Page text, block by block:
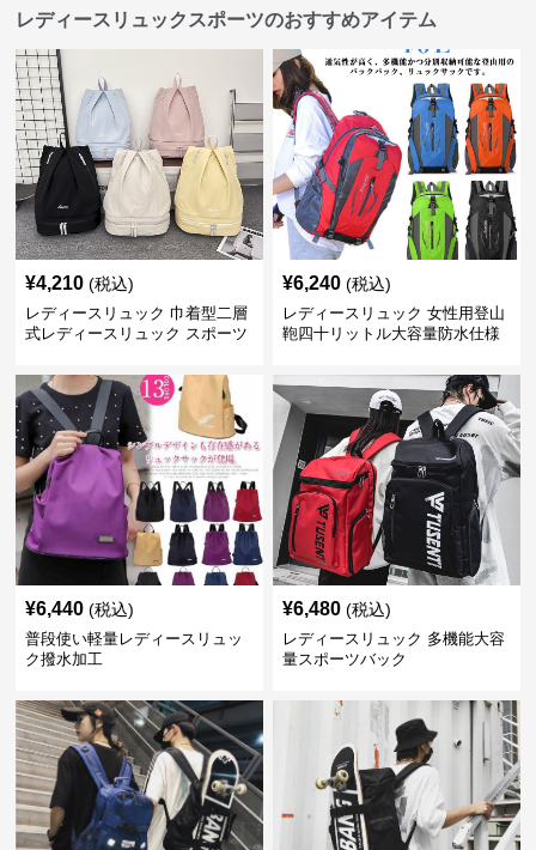
レディースリュックスポーツのおすすめアイテム
¥4,210 (税込)
レディースリュック 巾着型二層
式レディースリュック スポーツ
¥6,240 (税込)
レディースリュック 女性用登山
鞄四十リットル大容量防水仕様
¥6,440 (税込)
普段使い軽量レディースリュッ
ク撥水加工
¥6,480 (税込)
レディースリュック 多機能大容
量スポーツバック